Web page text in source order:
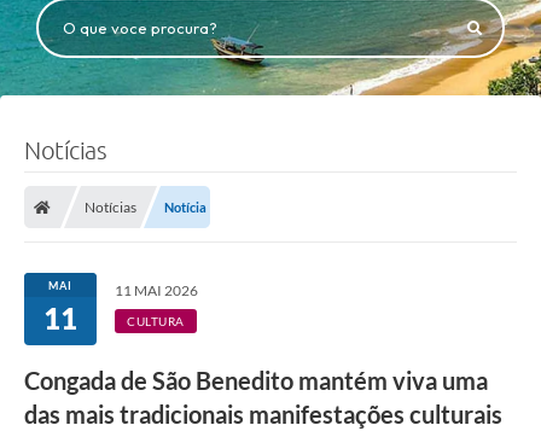
O que voce procura?
Notícias
Notícias Notícia
MAI
11
11 MAI 2026
CULTURA
Congada de São Benedito mantém viva uma
das mais tradicionais manifestações culturais